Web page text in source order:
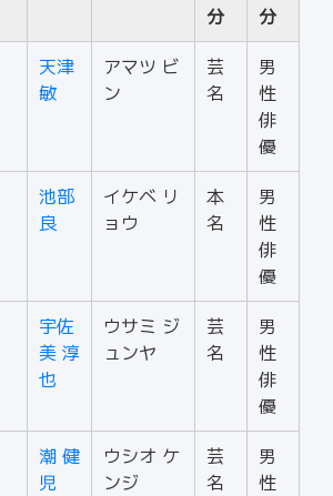
分
分
天津
敏
アマツ ビ
ン
芸
名
男
性
俳
優
池部
良
イケベ リ
ョウ
本
名
男
性
俳
優
宇佐
美 淳
也
ウサミ ジ
ュンヤ
芸
名
男
性
俳
優
潮 健
児
ウシオ ケ
ンジ
芸
名
男
性